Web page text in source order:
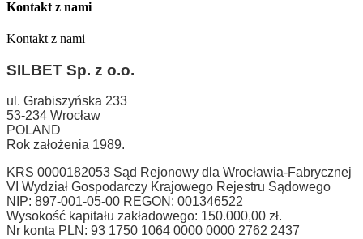
Kontakt z nami
Kontakt z nami
SILBET Sp. z o.o.
ul. Grabiszyńska 233
53-234 Wrocław
POLAND
Rok założenia 1989.
KRS 0000182053 Sąd Rejonowy dla Wrocławia-Fabrycznej
VI Wydział Gospodarczy Krajowego Rejestru Sądowego
NIP: 897-001-05-00 REGON: 001346522
Wysokość kapitału zakładowego: 150.000,00 zł.
Nr konta PLN: 93 1750 1064 0000 0000 2762 2437